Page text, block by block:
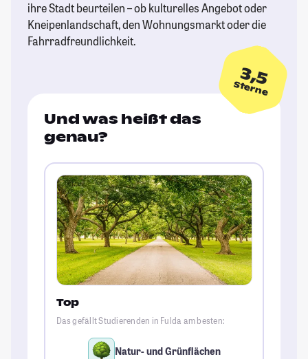
ihre Stadt beurteilen – ob kulturelles Angebot oder
Kneipenlandschaft, den Wohnungsmarkt oder die
Fahrradfreundlichkeit.
3,5
Sterne
Und was heißt das
genau?
Top
Das gefällt Studierenden in Fulda am besten:
Natur- und Grünflächen